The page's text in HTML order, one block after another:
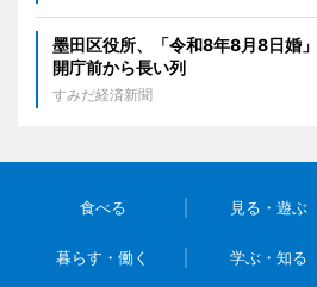
墨田区役所、「令和8年8月8日婚
開庁前から長い列
すみだ経済新聞
食べる 見る・遊ぶ
暮らす・働く 学ぶ・知る